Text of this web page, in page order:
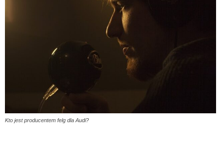
Kto jest producentem felg dla Audi?